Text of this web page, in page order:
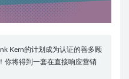
Kern的计划成为认证的善多顾
你将得到一套在直接响应营销